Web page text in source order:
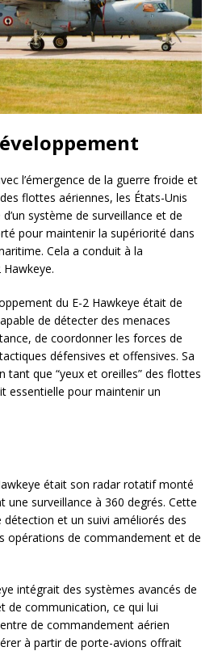
l’émergence de la guerre froide et
flottes aériennes, les États-Unis
système de surveillance et de
pour maintenir la supériorité dans
Cela a conduit à la
du E-2 Hawkeye était de
de détecter des menaces
de coordonner les forces de
défensives et offensives. Sa
tant que “yeux et oreilles” des flottes
essentielle pour maintenir un
était son radar rotatif monté
une surveillance à 360 degrés. Cette
et un suivi améliorés des
opérations de commandement et de
intégrait des systèmes avancés de
de communication, ce qui lui
de commandement aérien
à partir de porte-avions offrait